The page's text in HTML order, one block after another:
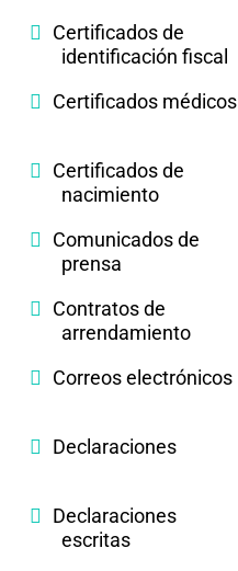
Certificados de
identificación fiscal
Certificados médicos
Certificados de
nacimiento
Comunicados de
prensa
Contratos de
arrendamiento
Correos electrónicos
Declaraciones
Declaraciones
escritas